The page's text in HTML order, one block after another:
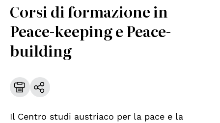
Corsi di formazione in
Peace-keeping e Peace-
building
Il Centro studi austriaco per la pace e la